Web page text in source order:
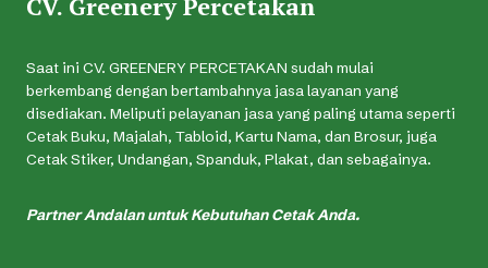
Saat ini CV. GREENERY PERCETAKAN sudah mulai
berkembang dengan bertambahnya jasa layanan yang
disediakan. Meliputi pelayanan jasa yang paling utama seperti
Cetak Buku, Majalah, Tabloid, Kartu Nama, dan Brosur, juga
Cetak Stiker, Undangan, Spanduk, Plakat, dan sebagainya.
Partner Andalan untuk Kebutuhan Cetak Anda.